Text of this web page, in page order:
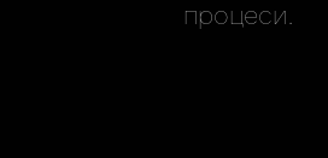
процеси.